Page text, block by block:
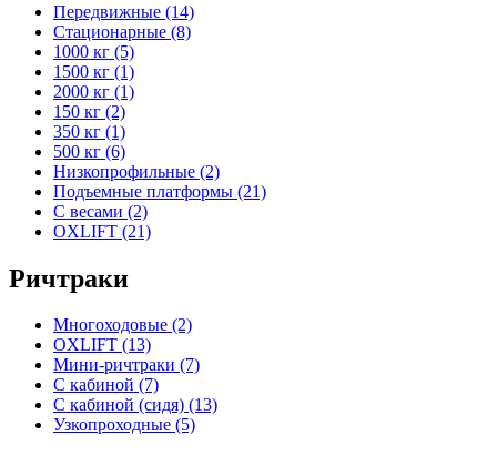
Передвижные (14)
Стационарные (8)
1000 кг (5)
1500 кг (1)
2000 кг (1)
150 кг (2)
350 кг (1)
500 кг (6)
Низкопрофильные (2)
Подъемные платформы (21)
С весами (2)
OXLIFT (21)
Ричтраки
Многоходовые (2)
OXLIFT (13)
Мини-ричтраки (7)
С кабиной (7)
С кабиной (сидя) (13)
Узкопроходные (5)